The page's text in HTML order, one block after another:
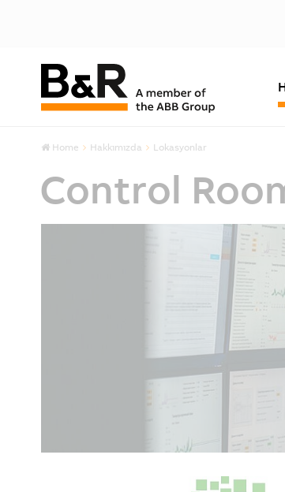
Home Hakkımızda Lokasyonlar
Control